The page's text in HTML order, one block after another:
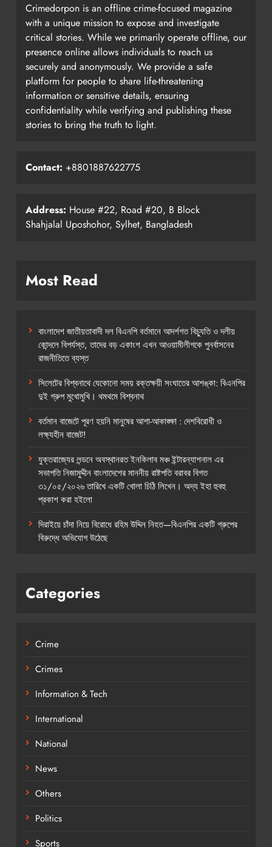
Crimedorpon is an offline crime-focused magazine
with a unique mission to expose and investigate
critical stories. While we primarily operate offline, our
presence online allows individuals to reach us
securely and anonymously. We provide a safe
platform for people to share life-threatening
information or sensitive details, ensuring
confidentiality while verifying and publishing these
stories to bring the truth to light.
Contact: +8801887622775
Address: House #22, Road #20, B Block
Shahjalal Uposhohor, Sylhet, Bangladesh
Most Read
বাংলাদেশ জাতীয়তাবাদী দল বিএনপি বর্তমানে আদর্শগত বিচ্যুতি ও দলীয়
কোন্দলে বিপর্যস্ত, তাদের বড় একাংশ এখন আওয়ামীলীগকে পুনর্বাসনের
রাজনীতিতে ব্যস্ত
সিলেটের বিশ্বনাথে যেকোনো সময় রক্তক্ষয়ী সংঘাতের আশঙ্কা: বিএনপির
দুই গ্রুপ মুখোমুখি। থমথমে বিশ্বনাথ
বর্তমান বাজেটে পূরণ হয়নি মানুষের আশা-আকাঙ্ক্ষা : দেশবিরোধী ও
লক্ষ্যহীন বাজেট!
যুক্তরাজ্যের লন্ডনে অবস্থানরত ইনকিলাব মঞ্চ ইন্টারন্যাশনাল এর
সভাপতি নিজামুদ্দীন বাংলাদেশের মাননীয় রাষ্টপতি বরাবর বিগত
৩১/০৫/২০২৬ তারিখে একটি খোলা চিঠি লিখেন। অদ্য ইহা হুবহু
প্রকাশ করা হইলো
দিরাইয়ে চাঁদা নিয়ে বিরোধে রহিম উদ্দিন নিহত—বিএনপির একটি গ্রুপের
বিরুদ্ধে অভিযোগ উঠেছে
Categories
Crime
Crimes
Information & Tech
International
National
News
Others
Politics
Sports